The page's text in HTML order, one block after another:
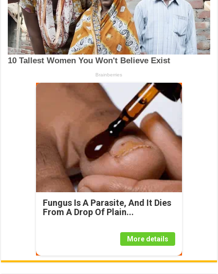
Fungus Is A Parasite, And It Dies
From A Drop Of Plain...
More details